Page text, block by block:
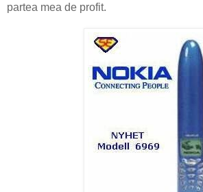
partea mea de profit.